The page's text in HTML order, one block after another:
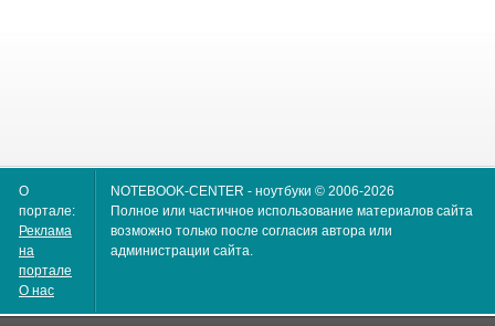
О
портале:
Реклама
на
портале
О нас
NOTEBOOK-CENTER - ноутбуки © 2006-2026
Полное или частичное использование материалов сайта
возможно только после согласия автора или
администрации сайта.